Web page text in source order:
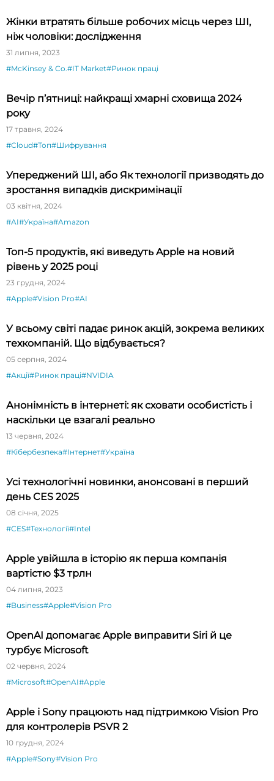
Жінки втратять більше робочих місць через ШІ,
ніж чоловіки: дослідження
31 липня, 2023
#McKinsey & Co.#IT Market#Ринок праці
Вечір п’ятниці: найкращі хмарні сховища 2024
року
17 травня, 2024
#Cloud#Топ#Шифрування
Упереджений ШІ, або Як технології призводять до
зростання випадків дискримінації
03 квітня, 2024
#AI#Україна#Amazon
Топ-5 продуктів, які виведуть Apple на новий
рівень у 2025 році
23 грудня, 2024
#Apple#Vision Pro#AI
У всьому світі падає ринок акцій, зокрема великих
техкомпаній. Що відбувається?
05 серпня, 2024
#Акції#Ринок праці#NVIDIA
Анонімність в інтернеті: як сховати особистість і
наскільки це взагалі реально
13 червня, 2024
#Кібербезпека#Інтернет#Україна
Усі технологічні новинки, анонсовані в перший
день CES 2025
08 січня, 2025
#CES#Технології#Intel
Apple увійшла в історію як перша компанія
вартістю $3 трлн
04 липня, 2023
#Business#Apple#Vision Pro
OpenAI допомагає Apple виправити Siri й це
турбує Microsoft
02 червня, 2024
#Microsoft#OpenAI#Apple
Apple і Sony працюють над підтримкою Vision Pro
для контролерів PSVR 2
10 грудня, 2024
#Apple#Sony#Vision Pro